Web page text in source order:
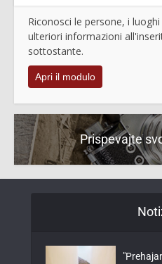
Riconosci le persone, i
ulteriori informazioni
sottostante.
Apri il modulo
Prispevajte